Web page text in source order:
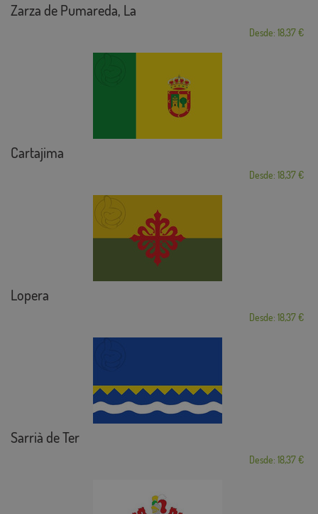
Zarza de Pumareda, La
Desde: 18,37 €
Cartajima
Desde: 18,37 €
Lopera
Desde: 18,37 €
Sarrià de Ter
Desde: 18,37 €